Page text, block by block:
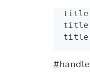
title
title
title
#